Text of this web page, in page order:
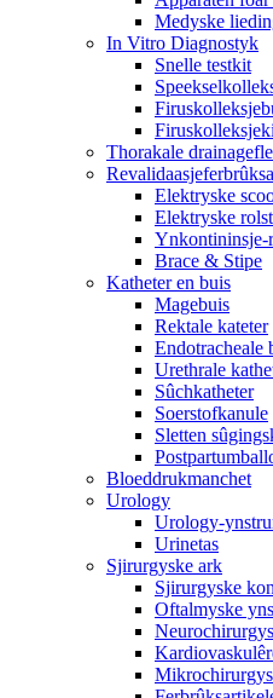
Medyske
In Vitro Diagnostyk
Snelle testkit
Thorakale
Elektryske
Elektryske
Ynkontininsje-
Brace & Stipe
Katheter en buis
Magebuis
Rektale kateter
Endotracheale
Urethrale
Sûchkatheter
Soerstofkanule
Sletten
Bloeddrukmanchet
Urology
Urology-
Urinetas
Sjirurgyske ark
Sjirurgyske
Oftalmyske